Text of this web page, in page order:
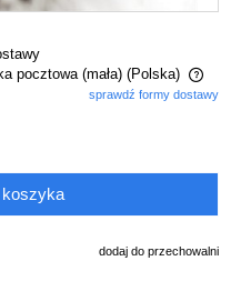
pocztowa (mała) (Polska)
płatnościsprawdź formy dostawy
koszyka
dodaj do przechowalni